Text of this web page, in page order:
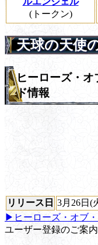
(トークン)
天球の天使
ヒーローズ・オ
ド情報
リリース日 3月26日(
▶ヒーローズ・オブ
ユーザー登録のご案内